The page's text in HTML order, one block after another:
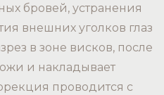
бровей, устранения
внешних уголков глаз
в зоне висков, после
и накладывает
проводится с